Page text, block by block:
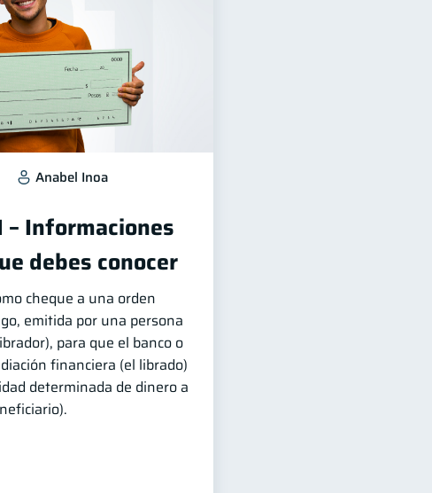
Anabel Inoa
– Informaciones
debes conocer
cheque a una orden
emitida por una persona
para que el banco o
financiera (el librado)
determinada de dinero a